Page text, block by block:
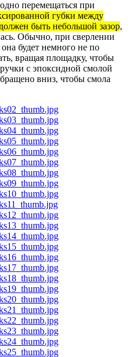
перемещаться при
губки между
быть небольшой зазор,
Обычно, при сверлении
будет немного не по
вращая площадку, чтобы
с эпоксидной смолой
вниз, чтобы смола